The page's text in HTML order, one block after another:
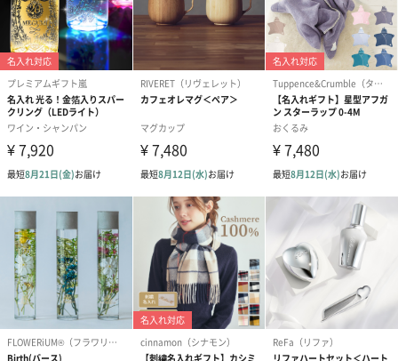
ハンドクリーム3本セッ
ト【ありがとう】
（1,100円）
シャワージェル＆ハン
ドクリーム（ピンクグ
レープフルーツ）
（2,145円）
シャワージェ
ドクリーム（
ッシュローズ
円）
リラックスグッズ
リラックスグッズを同梱してお届けします。